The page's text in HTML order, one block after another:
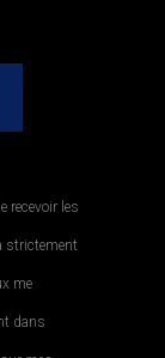
recevoir les
strictement
me
dans